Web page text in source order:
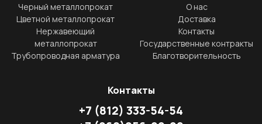
Черный металлопрокат
Цветной металлопрокат
Нержавеющий
металлопрокат
Трубопроводная арматура
О нас
Доставка
Контакты
Государственные контракты
Благотворительность
Контакты
+7 (812) 333-54-54